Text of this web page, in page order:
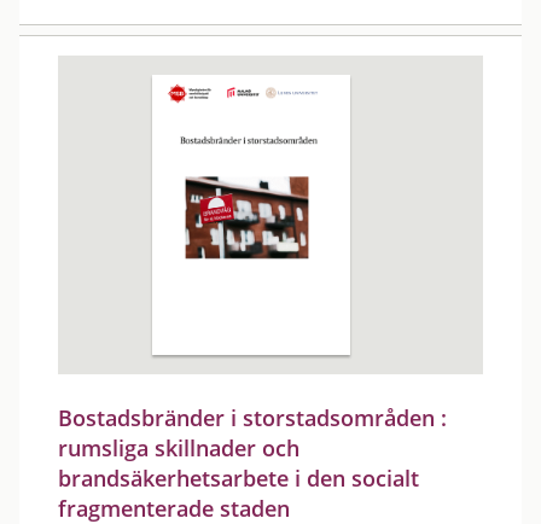
Bostadsbränder i storstadsområden :
rumsliga skillnader och
brandsäkerhetsarbete i den socialt
fragmenterade staden